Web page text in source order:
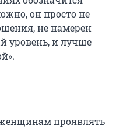
он просто не
не намерен
уровень, и лучше
проявлять